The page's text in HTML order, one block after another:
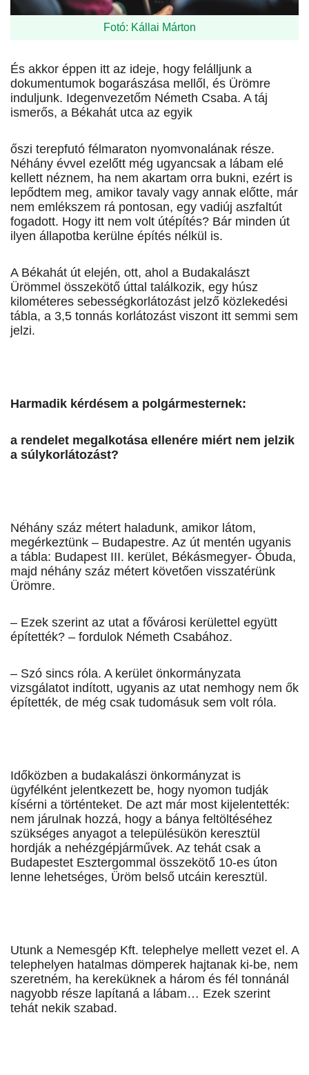
Fotó: Kállai Márton
És akkor éppen itt az ideje, hogy felálljunk a
dokumentumok bogarászása mellől, és Ürömre
induljunk. Idegenvezetőm Németh Csaba. A táj
ismerős, a Békahát utca az egyik
őszi terepfutó félmaraton nyomvonalának része.
Néhány évvel ezelőtt még ugyancsak a lábam elé
kellett néznem, ha nem akartam orra bukni, ezért is
lepődtem meg, amikor tavaly vagy annak előtte, már
nem emlékszem rá pontosan, egy vadiúj aszfaltút
fogadott. Hogy itt nem volt útépítés? Bár minden út
ilyen állapotba kerülne építés nélkül is.
A Békahát út elején, ott, ahol a Budakalászt
Ürömmel összekötő úttal találkozik, egy húsz
kilométeres sebességkorlátozást jelző közlekedési
tábla, a 3,5 tonnás korlátozást viszont itt semmi sem
jelzi.
Harmadik kérdésem a polgármesternek:
a rendelet megalkotása ellenére miért nem jelzik
a súlykorlátozást?
Néhány száz métert haladunk, amikor látom,
megérkeztünk – Budapestre. Az út mentén ugyanis
a tábla: Budapest III. kerület, Békásmegyer- Óbuda,
majd néhány száz métert követően visszatérünk
Ürömre.
– Ezek szerint az utat a fővárosi kerülettel együtt
építették? – fordulok Németh Csabához.
– Szó sincs róla. A kerület önkormányzata
vizsgálatot indított, ugyanis az utat nemhogy nem ők
építették, de még csak tudomásuk sem volt róla.
Időközben a budakalászi önkormányzat is
ügyfélként jelentkezett be, hogy nyomon tudják
kísérni a történteket. De azt már most kijelentették:
nem járulnak hozzá, hogy a bánya feltöltéséhez
szükséges anyagot a településükön keresztül
hordják a nehézgépjárművek. Az tehát csak a
Budapestet Esztergommal összekötő 10-es úton
lenne lehetséges, Üröm belső utcáin keresztül.
Utunk a Nemesgép Kft. telephelye mellett vezet el. A
telephelyen hatalmas dömperek hajtanak ki-be, nem
szeretném, ha kereküknek a három és fél tonnánál
nagyobb része lapítaná a lábam… Ezek szerint
tehát nekik szabad.